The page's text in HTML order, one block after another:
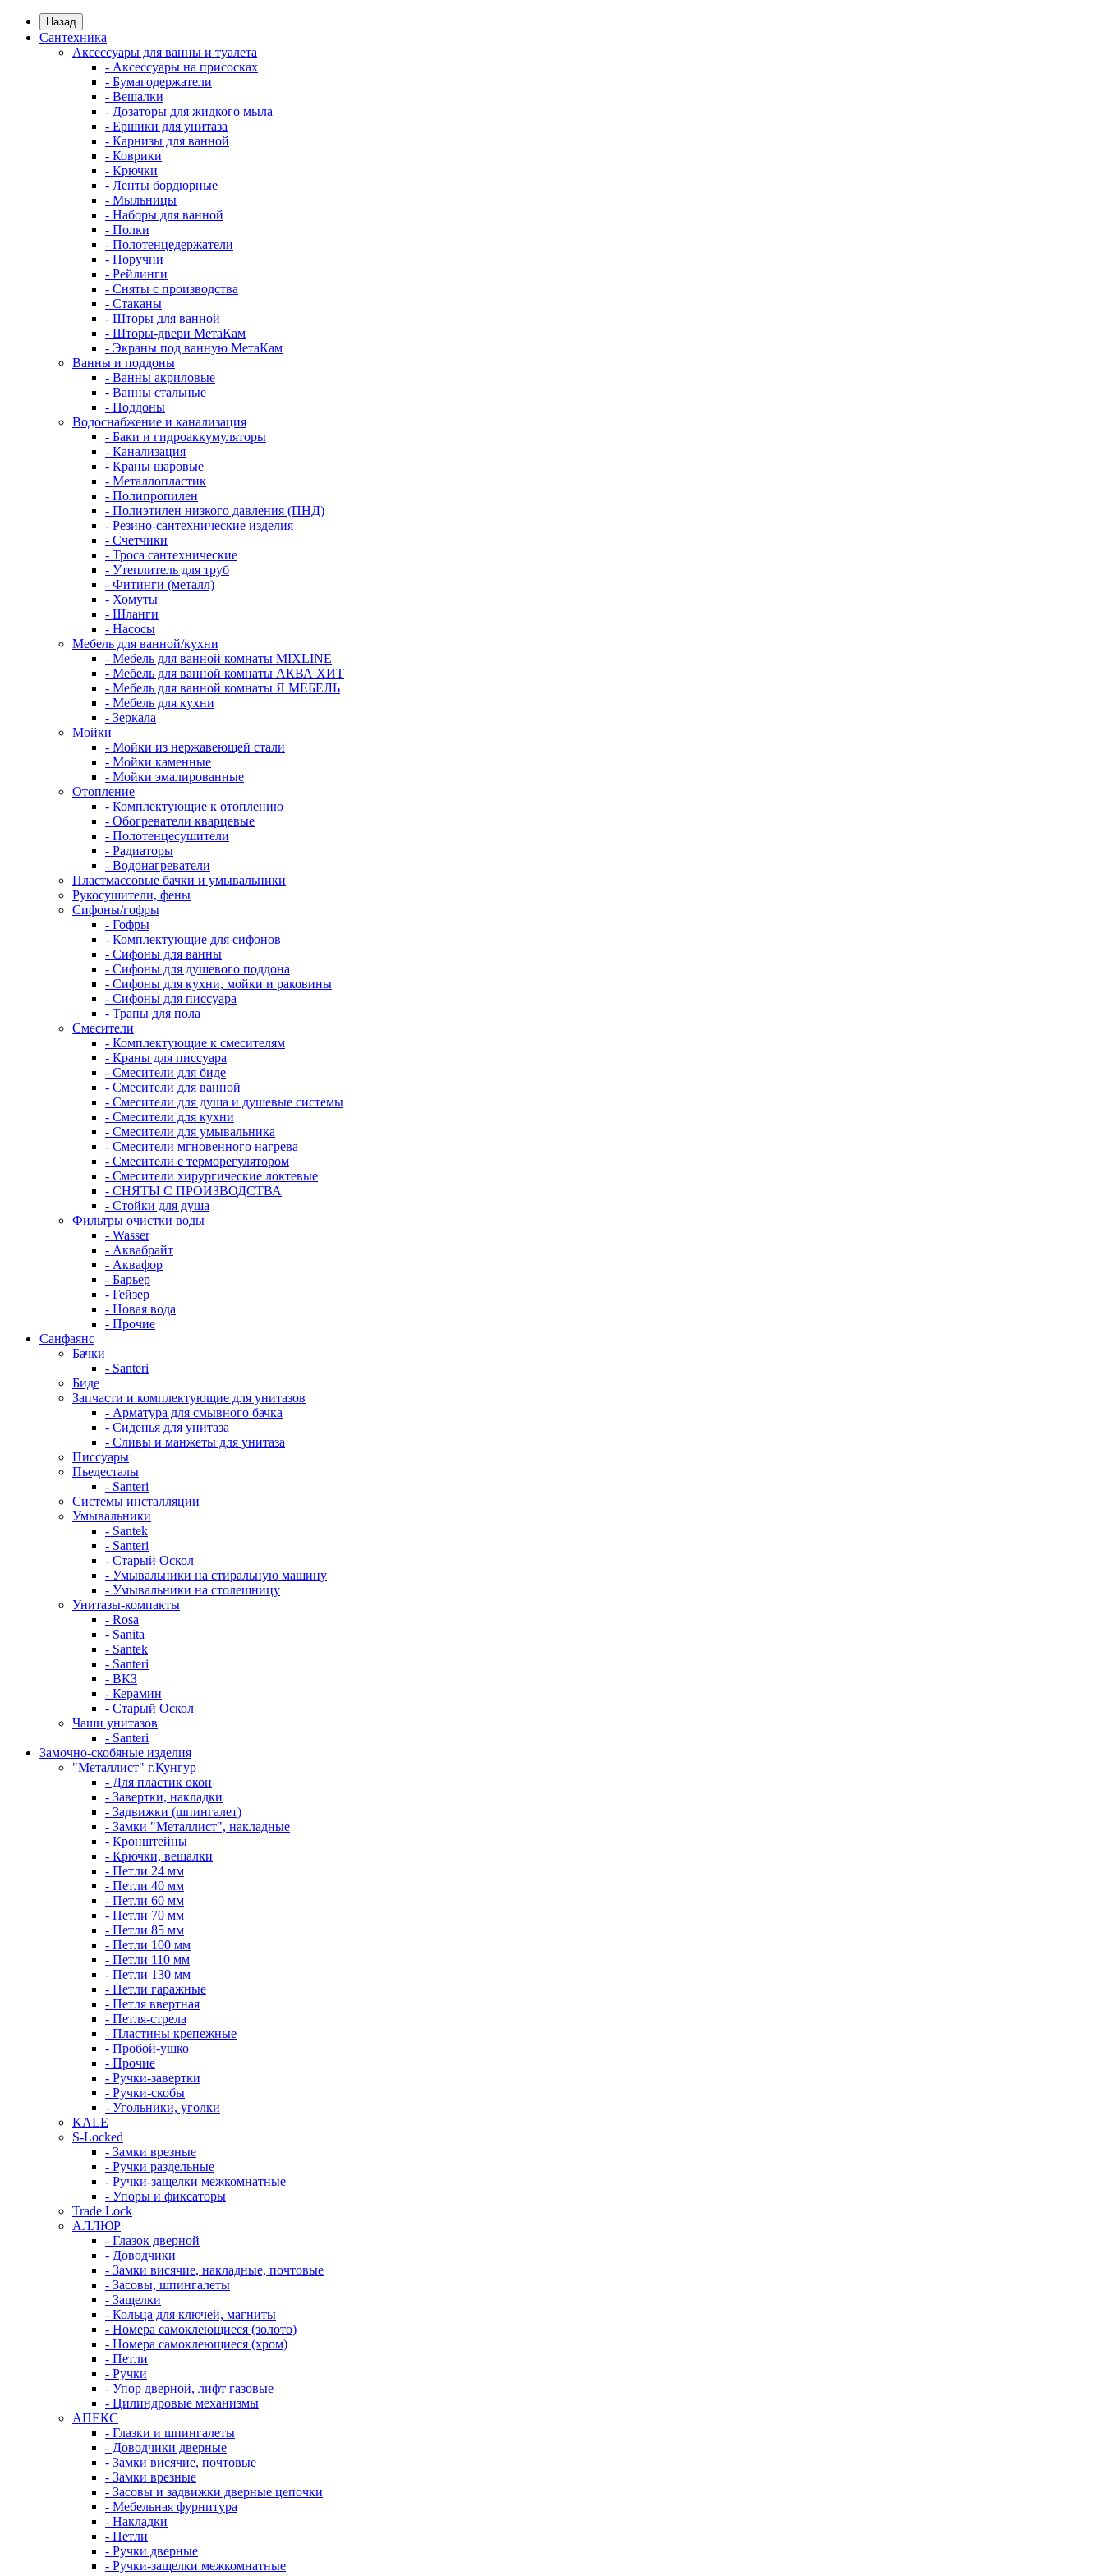
Назад
Сантехника
Аксессуары для ванны и туалета
- Аксессуары на присосках
- Бумагодержатели
- Вешалки
- Дозаторы для жидкого мыла
- Ершики для унитаза
- Карнизы для ванной
- Коврики
- Крючки
- Ленты бордюрные
- Мыльницы
- Наборы для ванной
- Полки
- Полотенцедержатели
- Поручни
- Рейлинги
- Сняты с производства
- Стаканы
- Шторы для ванной
- Шторы-двери МетаКам
- Экраны под ванную МетаКам
Ванны и поддоны
- Ванны акриловые
- Ванны стальные
- Поддоны
Водоснабжение и канализация
- Баки и гидроаккумуляторы
- Канализация
- Краны шаровые
- Металлопластик
- Полипропилен
- Полиэтилен низкого давления (ПНД)
- Резино-сантехнические изделия
- Счетчики
- Троса сантехнические
- Утеплитель для труб
- Фитинги (металл)
- Хомуты
- Шланги
- Насосы
Мебель для ванной/кухни
- Мебель для ванной комнаты MIXLINE
- Мебель для ванной комнаты АКВА ХИТ
- Мебель для ванной комнаты Я МЕБЕЛЬ
- Мебель для кухни
- Зеркала
Мойки
- Мойки из нержавеющей стали
- Мойки каменные
- Мойки эмалированные
Отопление
- Комплектующие к отоплению
- Обогреватели кварцевые
- Полотенцесушители
- Радиаторы
- Водонагреватели
Пластмассовые бачки и умывальники
Рукосушители, фены
Сифоны/гофры
- Гофры
- Комплектующие для сифонов
- Сифоны для ванны
- Сифоны для душевого поддона
- Сифоны для кухни, мойки и раковины
- Сифоны для писсуара
- Трапы для пола
Смесители
- Комплектующие к смесителям
- Краны для писсуара
- Смесители для биде
- Смесители для ванной
- Смесители для душа и душевые системы
- Смесители для кухни
- Смесители для умывальника
- Смесители мгновенного нагрева
- Смесители с терморегулятором
- Смесители хирургические локтевые
- СНЯТЫ С ПРОИЗВОДСТВА
- Стойки для душа
Фильтры очистки воды
- Wasser
- Аквабрайт
- Аквафор
- Барьер
- Гейзер
- Новая вода
- Прочие
Санфаянс
Бачки
- Santeri
Биде
Запчасти и комплектующие для унитазов
- Арматура для смывного бачка
- Сиденья для унитаза
- Сливы и манжеты для унитаза
Писсуары
Пьедесталы
- Santeri
Системы инсталляции
Умывальники
- Santek
- Santeri
- Старый Оскол
- Умывальники на стиральную машину
- Умывальники на столешницу
Унитазы-компакты
- Rosa
- Sanita
- Santek
- Santeri
- ВКЗ
- Керамин
- Старый Оскол
Чаши унитазов
- Santeri
Замочно-скобяные изделия
"Металлист" г.Кунгур
- Для пластик окон
- Завертки, накладки
- Задвижки (шпингалет)
- Замки "Металлист", накладные
- Кронштейны
- Крючки, вешалки
- Петли 24 мм
- Петли 40 мм
- Петли 60 мм
- Петли 70 мм
- Петли 85 мм
- Петли 100 мм
- Петли 110 мм
- Петли 130 мм
- Петли гаражные
- Петля ввертная
- Петля-стрела
- Пластины крепежные
- Пробой-ушко
- Прочие
- Ручки-завертки
- Ручки-скобы
- Угольники, уголки
KALE
S-Locked
- Замки врезные
- Ручки раздельные
- Ручки-защелки межкомнатные
- Упоры и фиксаторы
Trade Lock
АЛЛЮР
- Глазок дверной
- Доводчики
- Замки висячие, накладные, почтовые
- Засовы, шпингалеты
- Защелки
- Кольца для ключей, магниты
- Номера самоклеющиеся (золото)
- Номера самоклеющиеся (хром)
- Петли
- Ручки
- Упор дверной, лифт газовые
- Цилиндровые механизмы
АПЕКС
- Глазки и шпингалеты
- Доводчики дверные
- Замки висячие, почтовые
- Замки врезные
- Засовы и задвижки дверные цепочки
- Мебельная фурнитура
- Накладки
- Петли
- Ручки дверные
- Ручки-защелки межкомнатные